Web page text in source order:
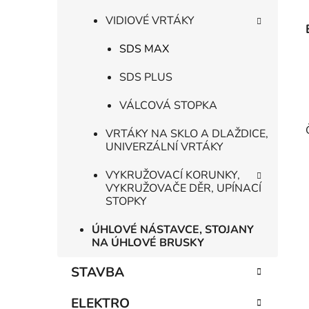
VIDIOVÉ VRTÁKY
SDS MAX
SDS PLUS
VÁLCOVÁ STOPKA
VRTÁKY NA SKLO A DLAŽDICE,
UNIVERZÁLNÍ VRTÁKY
VYKRUŽOVACÍ KORUNKY,
VYKRUŽOVAČE DĚR, UPÍNACÍ
STOPKY
ÚHLOVÉ NÁSTAVCE, STOJANY
NA ÚHLOVÉ BRUSKY
STAVBA
ELEKTRO